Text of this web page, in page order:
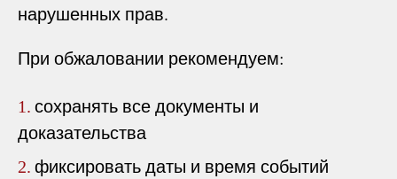
нарушенных прав.
При обжаловании рекомендуем:
1. сохранять все документы и
доказательства
2. фиксировать даты и время событий